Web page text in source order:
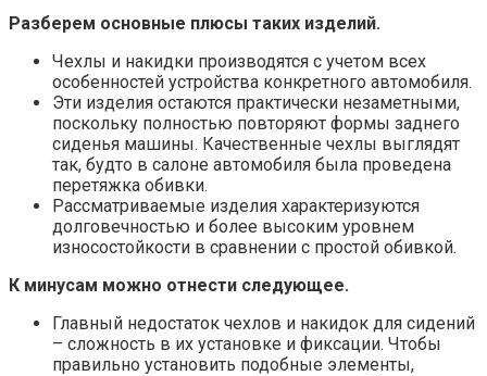
Разберем основные плюсы таких изделий.
Чехлы и накидки производятся с учетом всех
особенностей устройства конкретного автомобиля.
Эти изделия остаются практически незаметными,
поскольку полностью повторяют формы заднего
сиденья машины. Качественные чехлы выглядят
так, будто в салоне автомобиля была проведена
перетяжка обивки.
Рассматриваемые изделия характеризуются
долговечностью и более высоким уровнем
износостойкости в сравнении с простой обивкой.
К минусам можно отнести следующее.
Главный недостаток чехлов и накидок для сидений
– сложность в их установке и фиксации. Чтобы
правильно установить подобные элементы,